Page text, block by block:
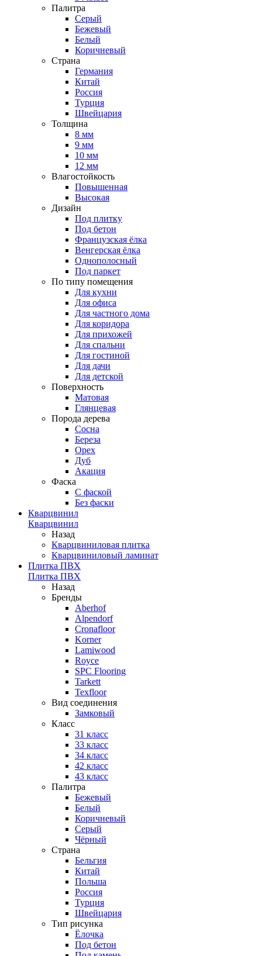
Палитра
Серый
Бежевый
Белый
Коричневый
Страна
Германия
Китай
Россия
Турция
Швейцария
Толщина
8 мм
9 мм
10 мм
12 мм
Влагостойкость
Повышенная
Высокая
Дизайн
Под плитку
Под бетон
Французская ёлка
Венгерская ёлка
Однополосный
Под паркет
По типу помещения
Для кухни
Для офиса
Для частного дома
Для коридора
Для прихожей
Для спальни
Для гостиной
Для дачи
Для детской
Поверхность
Матовая
Глянцевая
Порода дерева
Сосна
Береза
Орех
Дуб
Акация
Фаска
С фаской
Без фаски
Кварцвинил
Кварцвинил
Назад
Кварцвиниловая плитка
Кварцвиниловый ламинат
Плитка ПВХ
Плитка ПВХ
Назад
Бренды
Aberhof
Alpendorf
Cronafloor
Korner
Lamiwood
Royce
SPC Flooring
Tarkett
Texfloor
Вид соединения
Замковый
Класс
31 класс
33 класс
34 класс
42 класс
43 класс
Палитра
Бежевый
Белый
Коричневый
Серый
Чёрный
Страна
Бельгия
Китай
Польша
Россия
Турция
Швейцария
Тип рисунка
Ёлочка
Под бетон